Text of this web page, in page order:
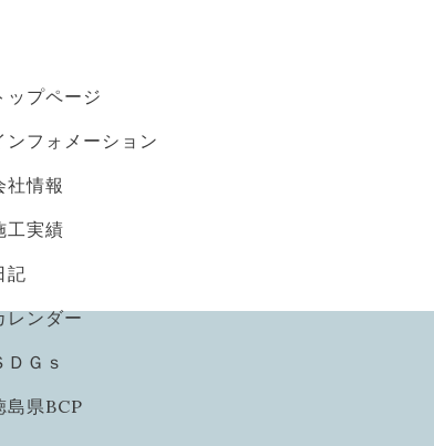
ップページ
ンフォメーション
社情報
工実績
記
レンダー
ＤＧｓ
島県BCP